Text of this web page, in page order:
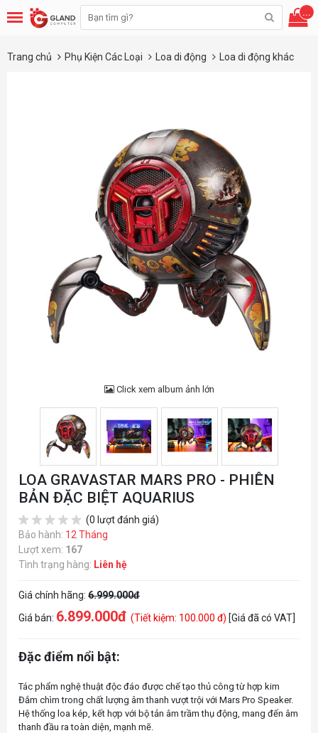
...
Trang chủ Phụ Kiện Các Loại Loa di động Loa di động khác
Click xem album ảnh lớn
LOA GRAVASTAR MARS PRO - PHIÊN
BẢN ĐẶC BIỆT AQUARIUS
(0 lượt đánh giá)
Bảo hành: 12 Tháng
Lượt xem: 167
Tình trạng hàng: Liên hệ
Giá chính hãng: 6.999.000đ
Giá bán: 6.899.000đ (Tiết kiệm: 100.000 đ) [Giá đã có VAT]
Đặc điểm nổi bật:
Tác phẩm nghệ thuật độc đáo được chế tạo thủ công từ hợp kim
Đắm chìm trong chất lượng âm thanh vượt trội với Mars Pro Speaker.
Hệ thống loa kép, kết hợp với bộ tản âm trầm thụ động, mang đến âm
thanh đầu ra toàn diện, mạnh mẽ.